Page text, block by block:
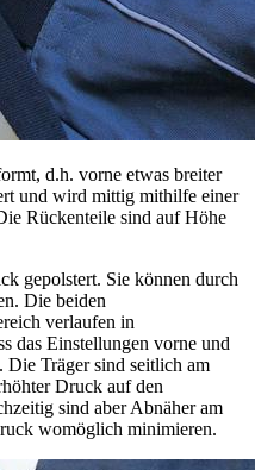
d.h. vorne etwas breiter
und wird mittig mithilfe einer
Rückenteile sind auf Höhe
gepolstert. Sie können durch
Die beiden
verlaufen in
das Einstellungen vorne und
Die Träger sind seitlich am
Druck auf den
sind aber Abnäher am
womöglich minimieren.